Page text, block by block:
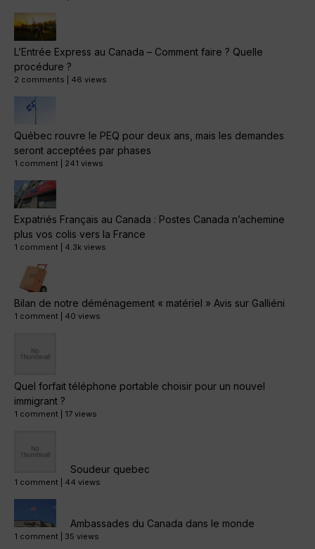
L’Entrée Express au Canada – Comment faire ? Quelle
procédure ?
2 comments 46 views
Québec rouvre le PEQ pour deux ans, mais les demandes
seront acceptées par phases
1 comment 241 views
Expatriés Français au Canada : Postes Canada n’achemine
plus vos colis vers la France
1 comment 4.3k views
Bilan de notre déménagement « matériel » Avis sur Galliéni
1 comment 40 views
Quel forfait téléphone portable choisir pour un nouvel
immigrant ?
1 comment 17 views
Soudeur quebec
1 comment 44 views
Ambassades du Canada dans le monde
1 comment 35 views